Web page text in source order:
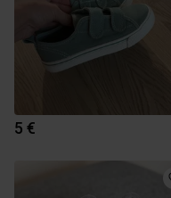
5 €